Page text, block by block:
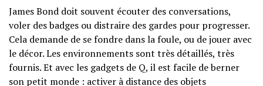
James Bond doit souvent écouter des conversations,
voler des badges ou distraire des gardes pour progresser.
Cela demande de se fondre dans la foule, ou de jouer avec
le décor. Les environnements sont très détaillés, très
fournis. Et avec les gadgets de Q, il est facile de berner
son petit monde : activer à distance des objets